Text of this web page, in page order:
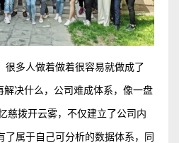
很多人做着做着很容易就做成了
解决什么，公司难成体系，像一盘
慈拨开云雾，不仅建立了公司内
了属于自己可分析的数据体系，同